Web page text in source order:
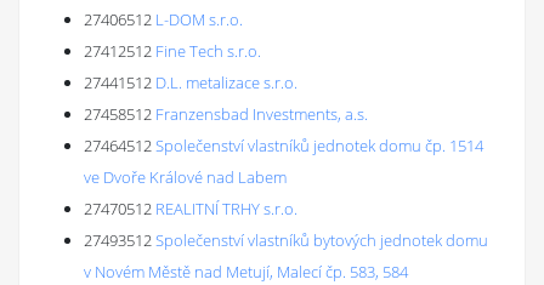
27406512 L-DOM s.r.o.
27412512 Fine Tech s.r.o.
27441512 D.L. metalizace s.r.o.
27458512 Franzensbad Investments, a.s.
27464512Společenství vlastníků jednotek domu čp. 1514
ve Dvoře Králové nad Labem
27470512 REALITNÍ TRHY s.r.o.
27493512Společenství vlastníků bytových jednotek domu
v Novém Městě nad Metují, Malecí čp. 583, 584